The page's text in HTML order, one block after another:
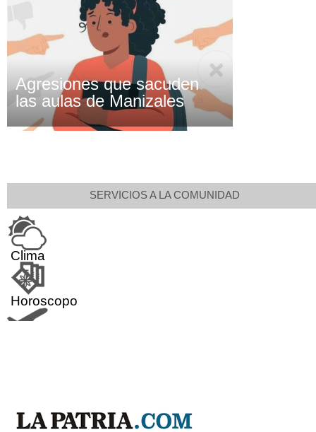
Agresiones que sacuden
las aulas de Manizales
SERVICIOS A LA COMUNIDAD
Clima
Horoscopo